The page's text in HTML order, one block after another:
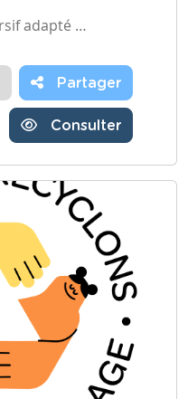
adapté …
Partager
Consulter